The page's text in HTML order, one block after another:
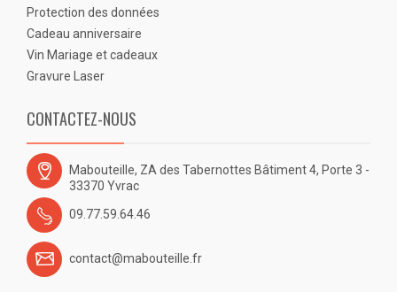
Protection des données
Cadeau anniversaire
Vin Mariage et cadeaux
Gravure Laser
CONTACTEZ-NOUS
Mabouteille, ZA des Tabernottes Bâtiment 4, Porte 3 -
33370 Yvrac
09.77.59.64.46
contact@mabouteille.fr